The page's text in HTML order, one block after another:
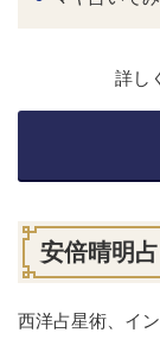
詳し
安倍晴明
西洋占星術、イ